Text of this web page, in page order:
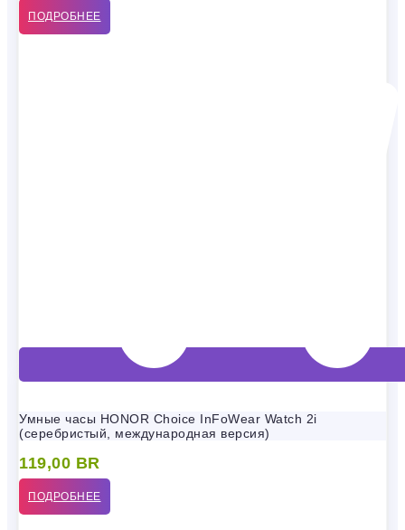
ПОДРОБНЕЕ
Умные часы HONOR Choice InFoWear Watch 2i
(серебристый, международная версия)
119,00 BR
ПОДРОБНЕЕ